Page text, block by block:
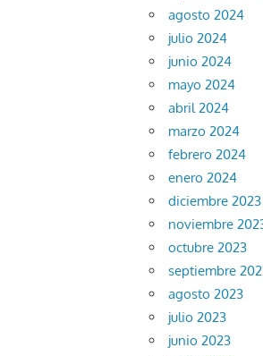
agosto 2024
julio 2024
junio 2024
mayo 2024
abril 2024
marzo 2024
febrero 2024
enero 2024
diciembre 2023
noviembre
octubre 2023
septiembre
agosto 2023
julio 2023
junio 2023